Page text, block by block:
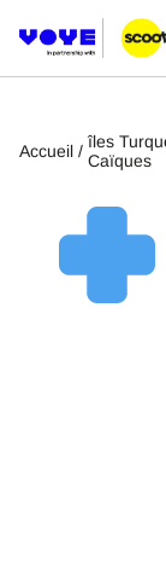
Accueil / îles
Caïques